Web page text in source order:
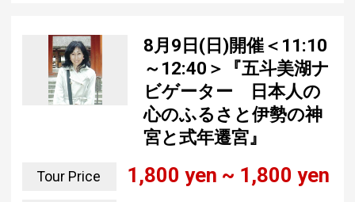
8月9日(日)開催＜11:10
～12:40＞『五斗美湖ナ
ビゲーター 日本人の
心のふるさと伊勢の神
宮と式年遷宮』
Tour Price 1,800 yen ~ 1,800 yen